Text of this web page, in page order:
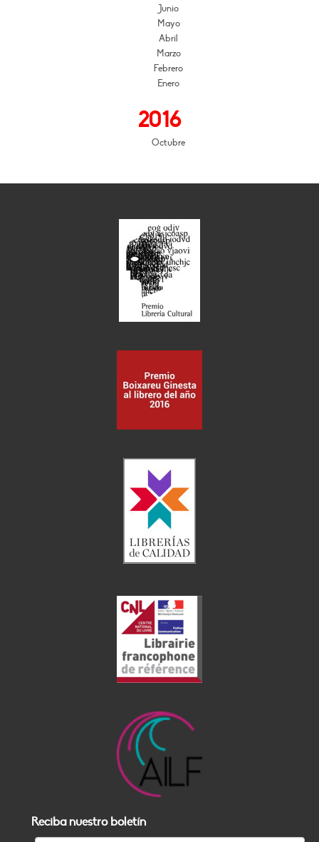
Junio
Mayo
Abril
Marzo
Febrero
Enero
2016
Octubre
Reciba nuestro boletín